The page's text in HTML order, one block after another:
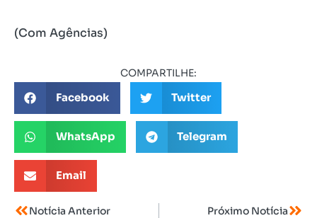
(Com Agências)
COMPARTILHE:
Facebook Twitter
WhatsApp Telegram
Email
Notícia Anterior Próximo Notícia